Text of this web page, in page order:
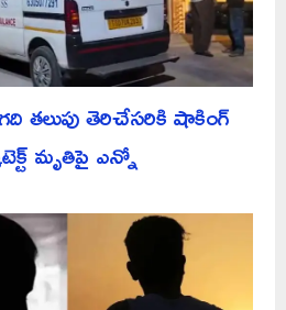
తలుపు తెరిచేసరికి షాకింగ్
మృతిపై ఎన్నో